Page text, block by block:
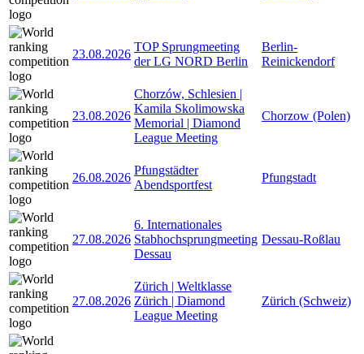
23.08.2026
TOP Sprungmeeting
der LG NORD Berlin
Berlin-
Reinickendorf
23.08.2026
Chorzów, Schlesien |
Kamila Skolimowska
Memorial | Diamond
League Meeting
Chorzow (Polen)
26.08.2026
Pfungstädter
Abendsportfest
Pfungstadt
27.08.2026
6. Internationales
Stabhochsprungmeeting
Dessau
Dessau-Roßlau
27.08.2026
Zürich | Weltklasse
Zürich | Diamond
League Meeting
Zürich (Schweiz)